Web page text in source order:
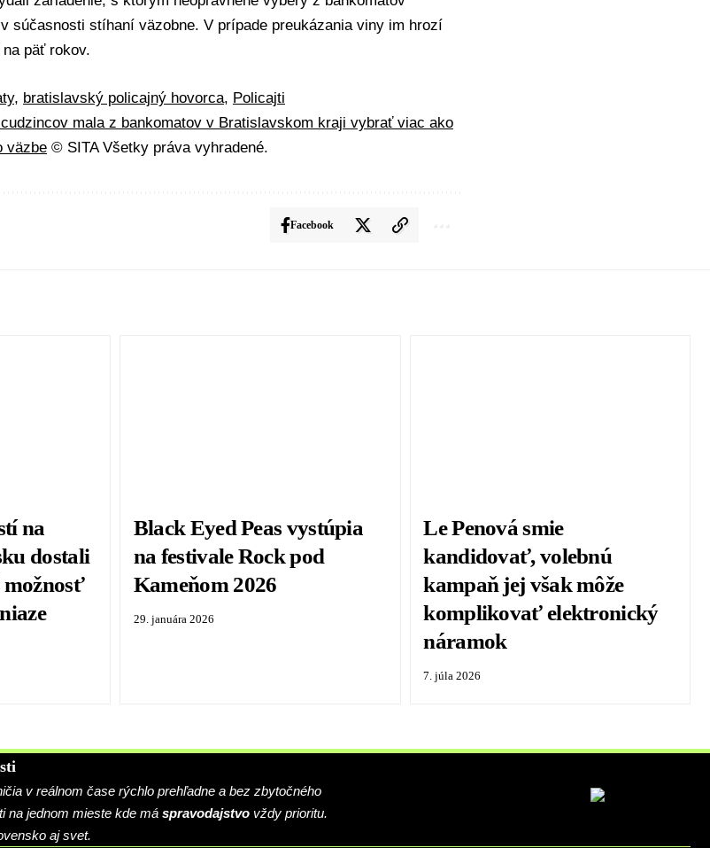
súčasnosti stíhaní väzobne. V prípade preukázania viny im hrozí
päť rokov.
, bratislavský policajný hovorca, Policajti
mala z bankomatov v Bratislavskom kraji vybrať viac ako
väzbe © SITA Všetky práva vyhradené.
Facebook
na
dostali
možnosť
Black Eyed Peas vystúpia
na festivale Rock pod
Kameňom 2026
29. januára 2026
Le Penová smie
kandidovať, volebnú
kampaň jej však môže
komplikovať elektronický
náramok
7. júla 2026
v reálnom čase rýchlo prehľadne a bez zbytočného
na jednom mieste kde má spravodajstvo vždy prioritu.
aj svet.